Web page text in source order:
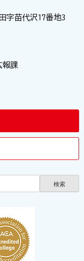
字苗代沢17番地3
報課